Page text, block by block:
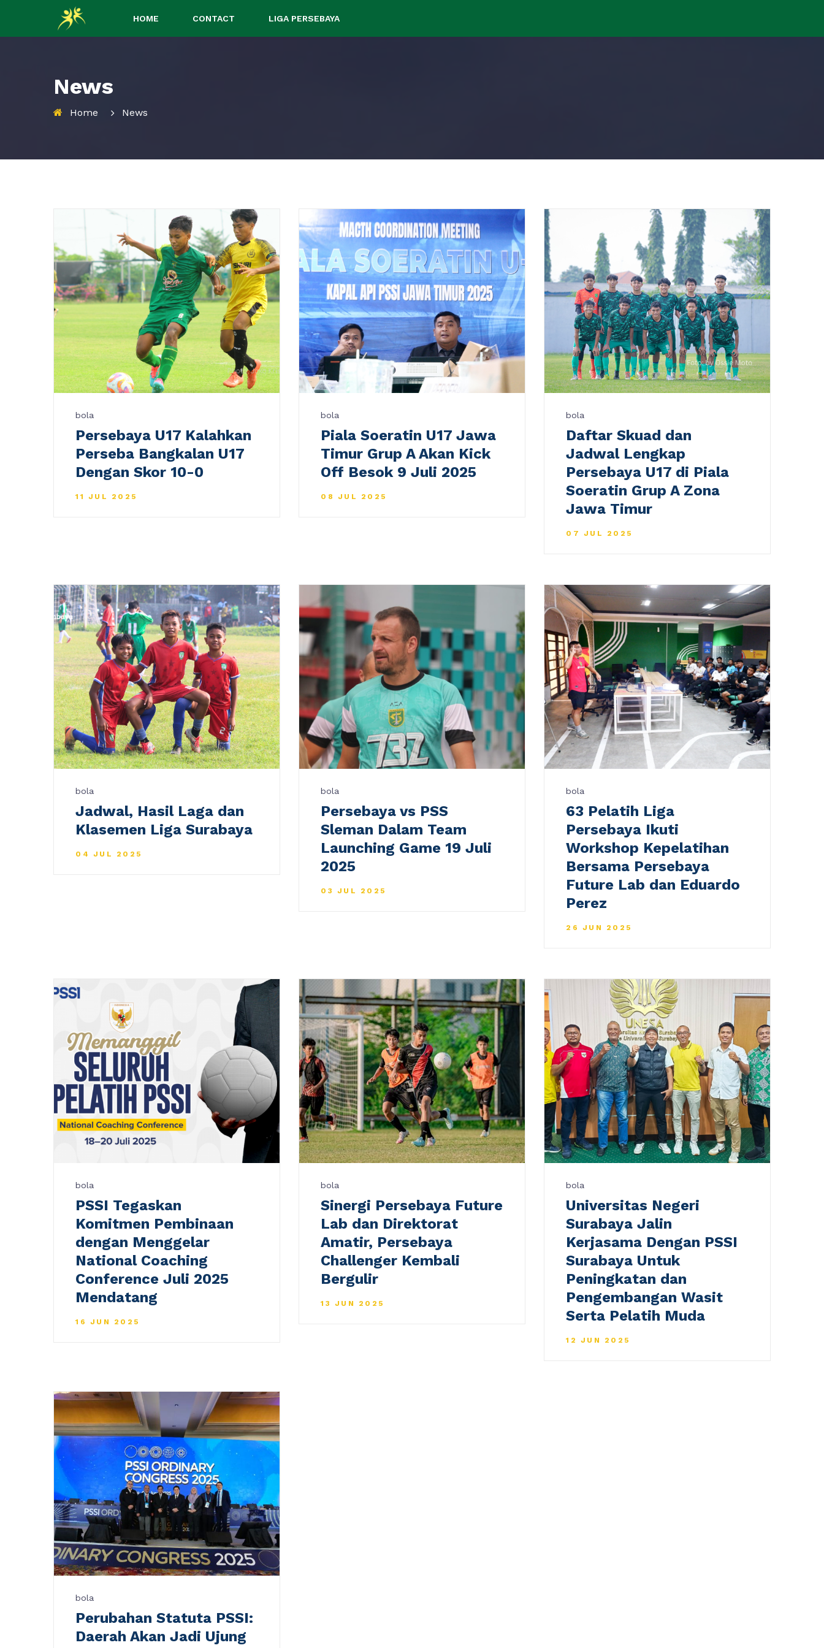
HOME CONTACT LIGA PERSEBAYA
News
Home News
bola
Persebaya U17 Kalahkan
Perseba Bangkalan U17
Dengan Skor 10-0
11 JUL 2025
bola
Piala Soeratin U17 Jawa
Timur Grup A Akan Kick
Off Besok 9 Juli 2025
08 JUL 2025
bola
Daftar Skuad dan
Jadwal Lengkap
Persebaya U17 di Piala
Soeratin Grup A Zona
Jawa Timur
07 JUL 2025
bola
Jadwal, Hasil Laga dan
Klasemen Liga Surabaya
04 JUL 2025
bola
Persebaya vs PSS
Sleman Dalam Team
Launching Game 19 Juli
2025
03 JUL 2025
bola
63 Pelatih Liga
Persebaya Ikuti
Workshop Kepelatihan
Bersama Persebaya
Future Lab dan Eduardo
Perez
26 JUN 2025
bola
PSSI Tegaskan
Komitmen Pembinaan
dengan Menggelar
National Coaching
Conference Juli 2025
Mendatang
16 JUN 2025
bola
Sinergi Persebaya Future
Lab dan Direktorat
Amatir, Persebaya
Challenger Kembali
Bergulir
13 JUN 2025
bola
Universitas Negeri
Surabaya Jalin
Kerjasama Dengan PSSI
Surabaya Untuk
Peningkatan dan
Pengembangan Wasit
Serta Pelatih Muda
12 JUN 2025
bola
Perubahan Statuta PSSI:
Daerah Akan Jadi Ujung